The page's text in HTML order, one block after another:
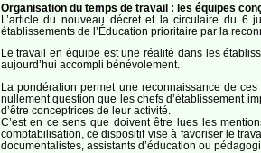
Organisation du temps de travail : les équipes
L’article du nouveau décret et la circulaire du 6
établissements de l’Éducation prioritaire par la
Le travail en équipe est une réalité dans les
aujourd’hui accompli bénévolement.
La pondération permet une reconnaissance de
nullement question que les chefs d’établissement
d’être conceptrices de leur activité.
C’est en ce sens que doivent être lues les
comptabilisation, ce dispositif vise à favoriser le
documentalistes, assistants d’éducation ou